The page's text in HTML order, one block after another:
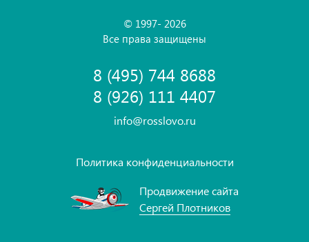
© 1997- 2026
Все права защищены
8 (495) 744 8688
8 (926) 111 4407
info@rosslovo.ru
Политика конфиденциальности
Продвижение сайта
Сергей Плотников